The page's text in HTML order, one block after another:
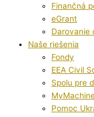
Finančná
eGrant
Darovanie
Naše riešenia
Fondy
EEA Civil
Spolu pre
Pomoc